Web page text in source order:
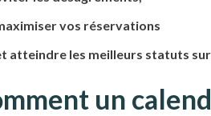
vos réservations
atteindre les meilleurs statuts
un